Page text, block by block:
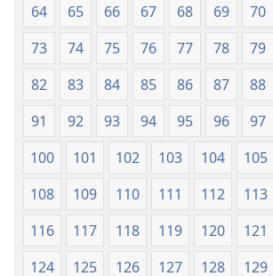
64
65 66 67 68 69 70
73
74 75 76 77 78 79
82
83 84 85 86 87 88
91
92 93 94 95 96 97
100
101 102 103 104 105
108
109 110 111 112 113
116
117 118 119 120 121
124
125 126 127 128 129